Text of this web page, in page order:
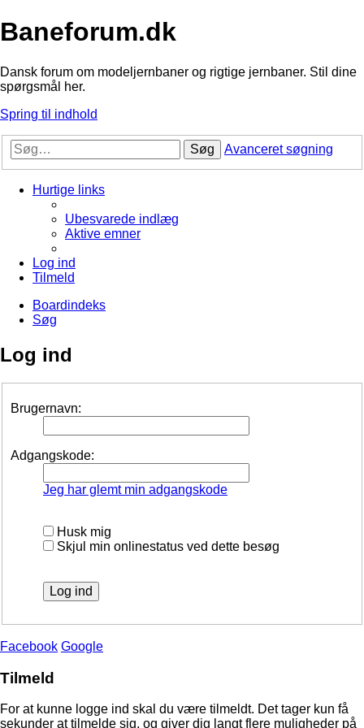
Baneforum.dk
Dansk forum om modeljernbaner og rigtige jernbaner. Stil dine
spørgsmål her.
Spring til indhold
Søg Avanceret søgning
Hurtige links
Ubesvarede indlæg
Aktive emner
Log ind
Tilmeld
Boardindeks
Søg
Log ind
Brugernavn:
Adgangskode:
Jeg har glemt min adgangskode
Husk mig
Skjul min onlinestatus ved dette besøg
Facebook Google
Tilmeld
For at kunne logge ind skal du være tilmeldt. Det tager kun få
sekunder at tilmelde sig, og giver dig langt flere muligheder på